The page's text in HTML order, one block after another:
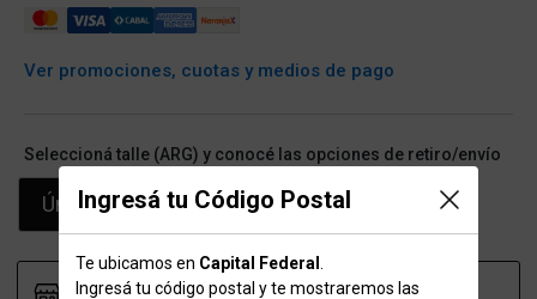
Ingresá tu Código Postal
Te ubicamos en Capital Federal
Ingresá tu código postal y te mostraremos las
Ver promociones, cuotas y medios de pago
Seleccioná talle (ARG) y conocé las opciones de retiro/envío
Único